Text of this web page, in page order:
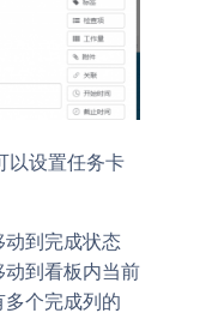
以设置任务卡
到完成状态
到看板内当前
个完成列的